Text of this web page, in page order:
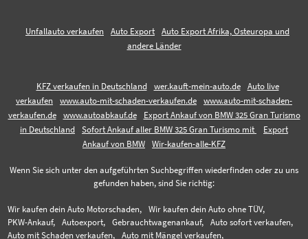
Unfallauto verkaufen Auto Export
Auto Export Afrika, Osteuropa und
andere Länder
KFZ verkaufen in Deutschland wer.kauft-mein-auto.de
Auto live
verkaufen
www.auto-mit-schaden-verkaufen.de
www.auto-mit-schaden-
verkaufen.de
www.autoabkauf.de
Export Ankauf von BMW 325 Gran Turismo
in Deutschland
Sofort Ankauf aller BMW 325 Gran Turismo mit
Export
Ankauf von BMW
Wir-kaufen-alle-KFZ
Wenn Sie sich unter den aufgeführten Suchbegriffen wiederfinden oder zu uns
gefunden haben, sind Sie richtig:
Wir kaufen dein Auto Motorschaden,
Wir kaufen dein Auto ohne TÜV,
PKW-Ankauf,
Autoexport, Gebrauchtwagenankauf,
Auto sofort verkaufen,
Auto mit Schaden verkaufen,
Auto mit Mängel verkaufen,